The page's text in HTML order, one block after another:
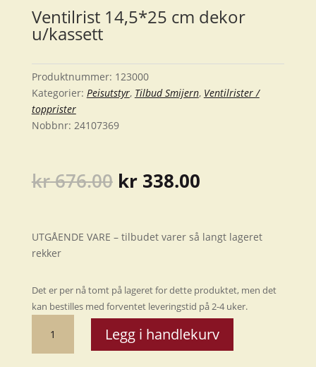
Ventilrist 14,5*25 cm dekor
u/kassett
Produktnummer: 123000
Kategorier: Peisutstyr, Tilbud Smijern, Ventilrister /
topprister
Nobbnr: 24107369
kr676.00 Opprinnelig
pris
kr 676.00.
kr338.00Nåværende
kr 338.00.
UTGÅENDE VARE – tilbudet varer så langt lageret
rekker
Det er per nå tomt på lageret for dette produktet, men det
kan bestilles med forventet leveringstid på 2-4 uker.
14,5*25
cm
Legg i handlekurv